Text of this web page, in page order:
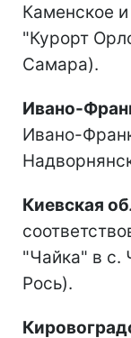
Каменское
"Курорт
Самара).
Ивано-
Ивано-
Киевская
"Чайка" в с.
Рось).